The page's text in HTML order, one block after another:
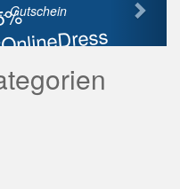
Gutschein